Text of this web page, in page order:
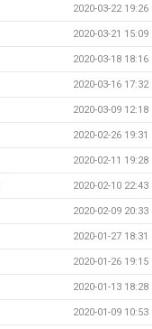
2020-03-22 19:26
2020-03-21 15:09
2020-03-18 18:16
2020-03-16 17:32
2020-03-09 12:18
2020-02-26 19:31
2020-02-11 19:28
2020-02-10 22:43
2020-02-09 20:33
2020-01-27 18:31
2020-01-26 19:15
2020-01-13 18:28
2020-01-09 10:53